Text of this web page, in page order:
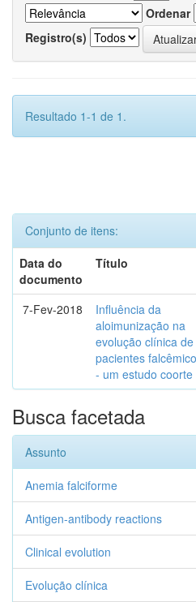
Ordenar
Registro(s)
Resultado 1-1 de 1.
Conjunto de itens:
Data do
documento
Título
7-Fev-2018
Influência da
aloimunização na
evolução clínica de
pacientes
- um estudo coorte
Busca facetada
Assunto
Anemia falciforme
Antigen-antibody reactions
Clinical evolution
Evolução clínica